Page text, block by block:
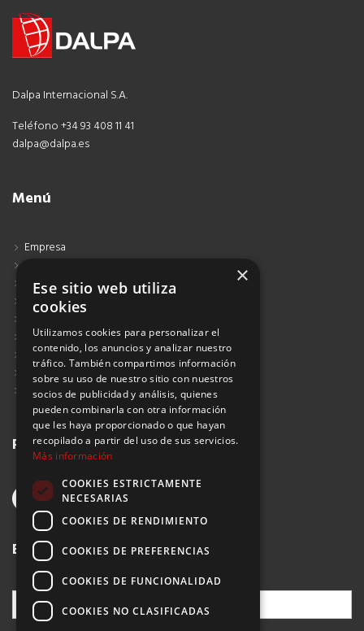
Dalpa Internacional S.A.
Teléfono +34 93 408 11 41
dalpa@dalpa.es
Menú
Empresa
Blog
Aviso Legal
Política de Privacidad
Política de Cookies
Política de Privacidad Redes Sociales
Suscribirse al Newsletter
Redes sociales
Buscar
×
Ese sitio web utiliza
cookies
Utilizamos cookies para personalizar el
contenido, los anuncios y analizar nuestro
tráfico. También compartimos información
sobre su uso de nuestro sitio con nuestros
socios de publicidad y análisis, quienes
pueden combinarla con otra información
que les haya proporcionado o que hayan
recopilado a partir del uso de sus servicios.
Más información
COOKIES ESTRICTAMENTE
NECESARIAS
COOKIES DE RENDIMIENTO
COOKIES DE PREFERENCIAS
COOKIES DE FUNCIONALIDAD
COOKIES NO CLASIFICADAS